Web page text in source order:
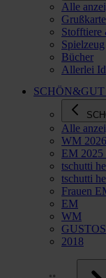
Alle
Stofftiere
Spielzeug
Bücher
Allerlei
Alle
WM 2026
EM 2025
tschutti
tschutti
Frauen
EM
WM
2018